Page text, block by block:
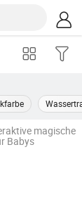
magische
Babys